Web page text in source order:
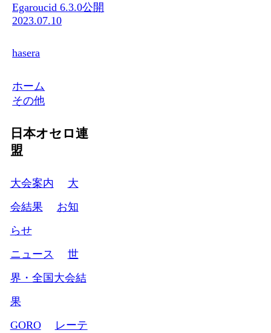
Egaroucid 6.3.0公開
2023.07.10
hasera
ホーム
その他
日本オセロ連
盟
大会案内
大
会結果
お知
らせ
ニュース
世
界・全国大会結
果
GORO
レーテ